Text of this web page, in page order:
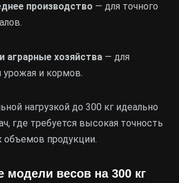
производство — для точного
аграрные хозяйства — для
и кормов.
нагрузкой до 300 кг идеально
где требуется высокая точность
объемов продукции.
весов на 300 кг